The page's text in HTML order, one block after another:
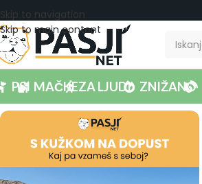
Skip to navigation
Skip to main content
PSI MAČKEZA LJUDI ZNIŽANO